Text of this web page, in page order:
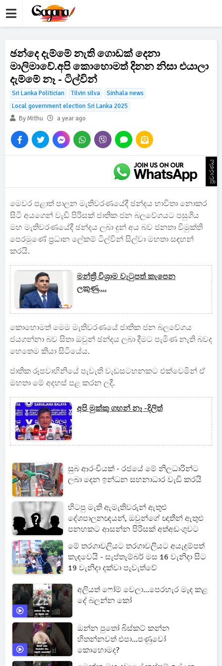
ඡන්දෙ දැම්මේ නැති ගොඩක් දෙනා
මාලිමාවේ.අපි කොහොමත් දිනන නිසා එයාලා
දැම්මේ නෑ - ටිල්වින්
Sri Lanka Politician Tilvin silva
Sinhala news
Local government election Sri Lanka 2025
By Mithu
a year ago
ප්‍රචාරණය
මෙවර පළාත් පාලන මැතිවරණයේදී ඡන්දය භාවිතා නොකර
සිටි අයගෙන් වැඩි පිරිසක් ජාතික ජන බලවේගයට පසුගිය
මහ මැතිවරණයේදී ඡන්දය ලබා දුන් අය බව ජනතා විමුක්ති
පෙරමුණේ ප්‍රධාන ලේකම් ටිල්වින් සිල්වා මහතා සඳහන්
කරයි.
මන්ත්‍රී විශ්‍රාම වැටුපත් කැපෙන
ලකුණු....
කොහොමත් මෙම මැතිවරණයේ ජාතික ජන බලවේගය
ජයගන්නා බව සිතා ඔවුන් ඡන්දය ලබා දීමට පැමිණ නැති බවද
හෙතෙම කියා සිටියේය.
ජාතික රූපවාහිනියේ පැවැති වැඩසටහනකට එක්වෙමින් ඒ
මහතා මේ අදහස් පළ කරන ලදී.
අපි මුක්කු ගහන් නෑ -දිලිත්
සුබ ආරංචියක් - රජයේ මේ නිලධාරින්ට
ලබා දෙන ඉන්ධන සහනාධාර වැඩි කරයි
හිටපු මැති ඇමැතිවරුන් ඇතුළු
දේශපාලනඥයන්, ඔවුන්ගේ ඥාතීන් ඇතුළු
පනහකට ආසන්න පිරිසක් අත්අඩංගුවට
මේ තරගාවලියට තරගාවලියට අයැදුම්පත්
කැඳවෙයි - සැප්තැම්බර් මස 16 වැනිදා සිට
19 වැනිදා දක්වා පැවැත්වේ
අලියත් ෆෝම් වෙලා...පෙරහැර මැද කළ
දේ බලන්න කෝ
ඔන්න පුතෝ බිස්කට් කන්න
හිතන්නවත් එපා...පණුවෝ
කොහොමද?